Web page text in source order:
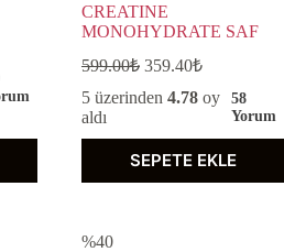
CREATINE
MONOHYDRATE SAF
599.00₺ 359.40₺
5 üzerinden 4.78 oy
aldı
58
Yorum
SEPETE EKLE
%40